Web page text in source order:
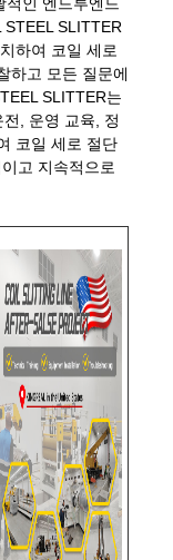
SLITTER
하여 코일 세로
하고 모든 질문에
SLITTER는
, 운영 교육, 정
코일 세로 절단
고 지속적으로